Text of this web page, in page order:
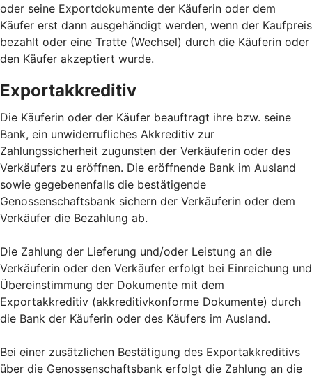
oder seine Exportdokumente der Käuferin oder dem
Käufer erst dann ausgehändigt werden, wenn der Kaufpreis
bezahlt oder eine Tratte (Wechsel) durch die Käuferin oder
den Käufer akzeptiert wurde.
Exportakkreditiv
Die Käuferin oder der Käufer beauftragt ihre bzw. seine
Bank, ein unwiderrufliches Akkreditiv zur
Zahlungssicherheit zugunsten der Verkäuferin oder des
Verkäufers zu eröffnen. Die eröffnende Bank im Ausland
sowie gegebenenfalls die bestätigende
Genossenschaftsbank sichern der Verkäuferin oder dem
Verkäufer die Bezahlung ab.
Die Zahlung der Lieferung und/oder Leistung an die
Verkäuferin oder den Verkäufer erfolgt bei Einreichung und
Übereinstimmung der Dokumente mit dem
Exportakkreditiv (akkreditivkonforme Dokumente) durch
die Bank der Käuferin oder des Käufers im Ausland.
Bei einer zusätzlichen Bestätigung des Exportakkreditivs
über die Genossenschaftsbank erfolgt die Zahlung an die